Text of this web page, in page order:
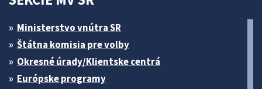
Ministerstvo vnútra SR
Štátna komisia pre volby
Okresné úrady/Klientske centrá
Európske programy